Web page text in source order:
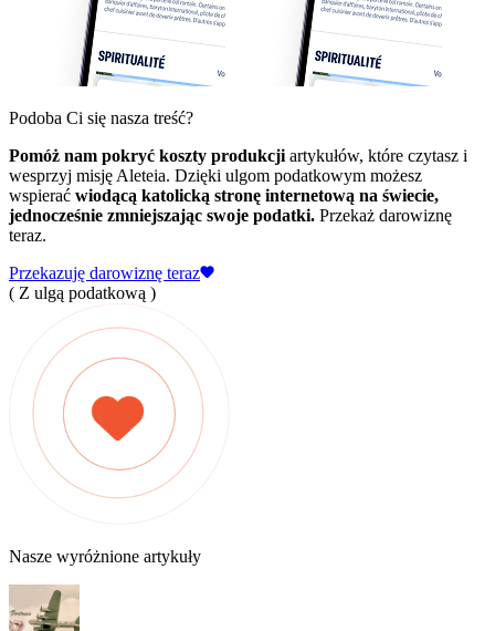
Podoba Ci się nasza treść?
Pomóż nam pokryć koszty produkcji artykułów, które czytasz i
wesprzyj misję Aleteia. Dzięki ulgom podatkowym możesz
wspierać wiodącą katolicką stronę internetową na świecie,
jednocześnie zmniejszając swoje podatki. Przekaż darowiznę
teraz.
Przekazuję darowiznę teraz
( Z ulgą podatkową )
Nasze wyróżnione artykuły